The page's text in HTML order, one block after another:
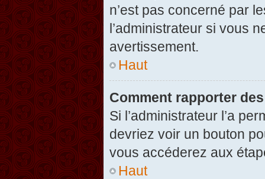
n’est pas concerné par
l’administrateur si vous
avertissement.
Haut
Comment rapporter
Si l’administrateur l’a
devriez voir un bouton
vous accéderez aux
Haut